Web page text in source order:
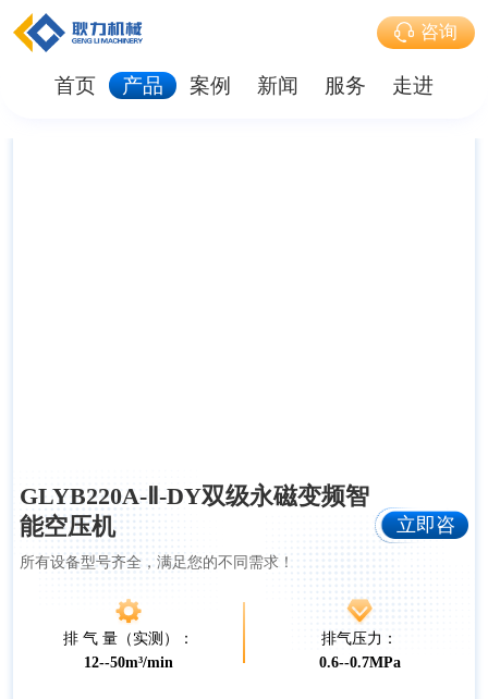
咨询
首页 产品 案例 新闻 服务 走进
GLYB220A-Ⅱ-DY双级永磁变频智
能空压机
所有设备型号齐全，满足您的不同需求！
立即咨
排 气 量（实测）：
12--50m³/min
排气压力：
0.6--0.7MPa